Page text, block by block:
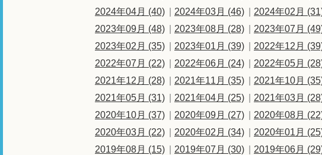
2024年04月 (40)
2024年03月 (46) 2024年02月
2023年09月 (48)
2023年08月 (28) 2023年07月
2023年02月 (35)
2023年01月 (39) 2022年12月
2022年07月 (22)
2022年06月 (24) 2022年05月
2021年12月 (28)
2021年11月 (35) 2021年10月
2021年05月 (31)
2021年04月 (25) 2021年03月
2020年10月 (37)
2020年09月 (27) 2020年08月
2020年03月 (22)
2020年02月 (34) 2020年01月
2019年08月 (15)
2019年07月 (30) 2019年06月